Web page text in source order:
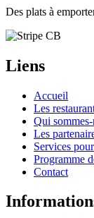
Des plats à
Liens
Accueil
Les
Qui
Les
Services
Programme
Contact